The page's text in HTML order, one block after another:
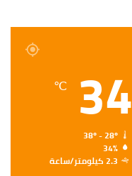
34
℃
38º - 28º
34%
2.3 كيلومتر/ساعة